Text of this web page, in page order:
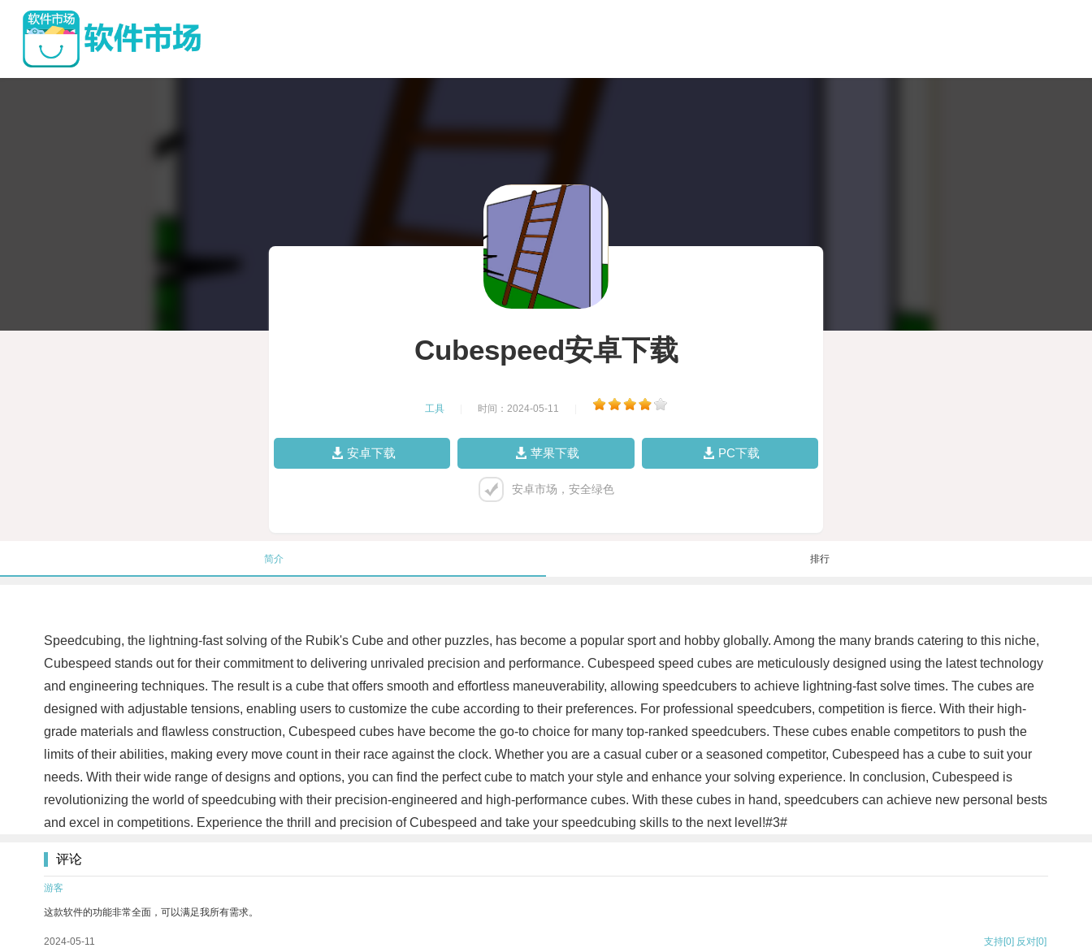
Cubespeed安卓下载
工具 时间：2024-05-11
安卓下载 苹果下载 PC下载
安卓市场，安全绿色
简介 排行
Speedcubing, the lightning-fast solving of the Rubik's Cube and other puzzles, has become a popular sport and hobby globally. Among the many brands catering to this niche,
Cubespeed stands out for their commitment to delivering unrivaled precision and performance. Cubespeed speed cubes are meticulously designed using the latest technology
and engineering techniques. The result is a cube that offers smooth and effortless maneuverability, allowing speedcubers to achieve lightning-fast solve times. The cubes are
designed with adjustable tensions, enabling users to customize the cube according to their preferences. For professional speedcubers, competition is fierce. With their high-
grade materials and flawless construction, Cubespeed cubes have become the go-to choice for many top-ranked speedcubers. These cubes enable competitors to push the
limits of their abilities, making every move count in their race against the clock. Whether you are a casual cuber or a seasoned competitor, Cubespeed has a cube to suit your
needs. With their wide range of designs and options, you can find the perfect cube to match your style and enhance your solving experience. In conclusion, Cubespeed is
revolutionizing the world of speedcubing with their precision-engineered and high-performance cubes. With these cubes in hand, speedcubers can achieve new personal bests
and excel in competitions. Experience the thrill and precision of Cubespeed and take your speedcubing skills to the next level!#3#
评论
游客
这款软件的功能非常全面，可以满足我所有需求。
2024-05-11 支持[0] 反对[0]